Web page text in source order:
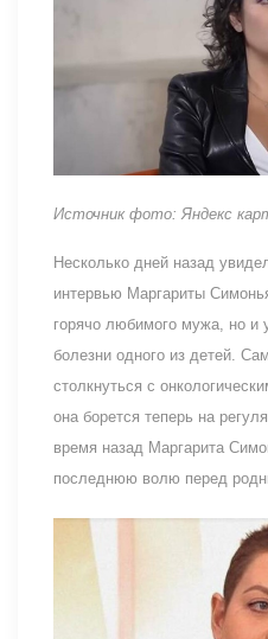
Источник фото: Яндекс
Несколько дней назад
интервью Маргариты
горячо любимого мужа, но и
болезни одного из детей.
столкнуться с
она борется теперь на
время назад Маргарита
последнюю волю перед